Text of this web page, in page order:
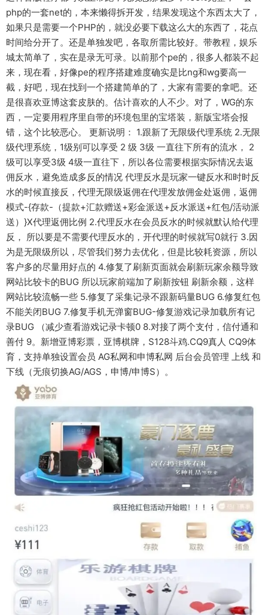
php的一套net的，本来懒得拆开发，结果发现这个东西太大了，
如果只是需要一个PHP的，就没必要下载这么大的东西了，花点
时间给分开了。还是单独发吧，各取所需比较好。带教程，娱乐
城太简单了，实在是录无可录。以前那个pe的，很多人都装不起
来，现在看，好像pe的程序搭建难度确实是比ng和wg要高一
截，好吧，现在找到一个搭建简单的了，大家有需要的拿吧。还
是很喜欢亚博这套皮肤的。估计喜欢的人不少。对了，WG的东
西，一定要用程序里自带的环境包里的宝塔装，新版宝塔会报
错，这个比较恶心。 更新说明： 1.跟新了无限级代理系统 2.无限
级代理系统，1级别可以享受 2 级 3级 一直往下所有的流水， 2
级可以享受3级 4级一直往下，所以各位需要根据实际情况去返
佣反水，避免造成多反的情况 代理反水是玩家一键反水和时时反
水的时候直接反，代理无限级返佣在代理发放佣金处返佣，返佣
模式-{存款-（提款+汇款赠送+彩金派送+反水派送+红包/活动派
送）}X代理返佣比例 2.代理反水在会员反水的时候就默认给代理
反， 所以要是不需要代理反水的，开代理的时候就写0就行 3.因
为是无限级所以，尽管我们努力去优化，但是比较耗资源，所以
客户多的尽量用好点的 4.修复了刷新页面就会刷新玩家余额导致
网站比较卡的BUG 所以玩家前端加了刷新按钮 刷新余额，这样
网站比较流畅一些 5.修复了采集记录不跟新码量BUG 6.修复红包
不能关闭BUG 7.修复手机无弹窗BUG-修复游戏记录加载所有记
录BUG （减少查看游戏记录卡顿0 8.对接了两个支付，信付通和
善付 9。新增亚博彩票，亚博棋牌，S128斗鸡.CQ9真人 CQ9体
育，支持单独设置会员 AG私网和申博私网 后台会员管理 上线 和
下线（无痕切换AG/AGS，申博/申博S）。